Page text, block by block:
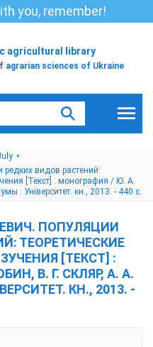
you, remember!
agricultural library
agrarian sciences of Ukraine
видов растений:
[Текст] : монография / Ю. А.
: Університет. кн., 2013. - 440 с.
ПОПУЛЯЦИИ
ТЕОРЕТИЧЕСКИЕ
[ТЕКСТ] :
В. Г. СКЛЯР, А. А.
КН., 2013. -